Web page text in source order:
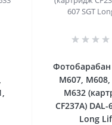
Фотобарабан
M607,
M632
CF237A) DAL-
Long